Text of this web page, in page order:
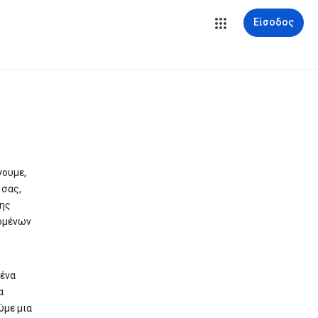
Είσοδος
σας,
μια